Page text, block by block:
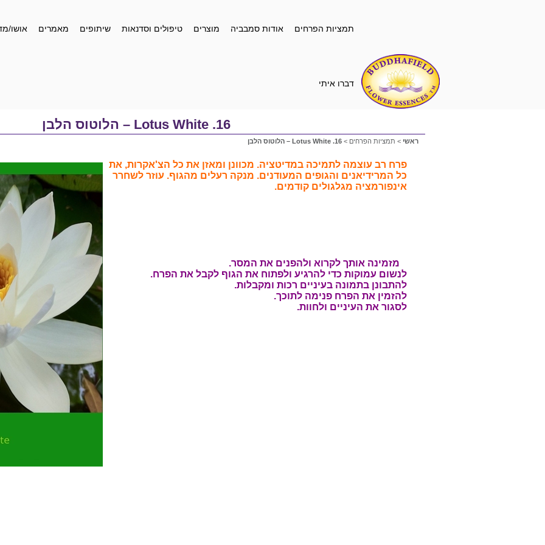
תמציות הפרחים אודות סמבביה מוצרים טיפולים וסדנאות שיתופים מאמרים אושו/
דברו איתי
16. Lotus White – הלוטוס הלבן
ראשי > תמציות הפרחים > 16. Lotus White – הלוטוס הלבן
פרח רב עוצמה לתמיכה במדיטציה. מכוונן ומאזן את כל הצ'אקרות, את
כל המרידיאנים והגופים המעודנים. מנקה רעלים מהגוף. עוזר לשחרר
אינפורמציה מגלגולים קודמים.
מזמינה אותך לקרוא ולהפנים את המסר.
לנשום עמוקות כדי להרגיע ולפתוח את הגוף לקבל את הפרח.
להתבונן בתמונה בעיניים רכות ומקבלות.
להזמין את הפרח פנימה לתוכך.
לסגור את העיניים ולחוות.